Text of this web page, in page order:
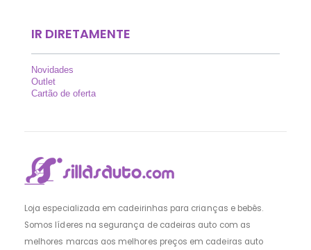
IR DIRETAMENTE
Novidades
Outlet
Cartão de oferta
Loja especializada em cadeirinhas para crianças e bebês.
Somos líderes na segurança de cadeiras auto com as
melhores marcas aos melhores preços em cadeiras auto